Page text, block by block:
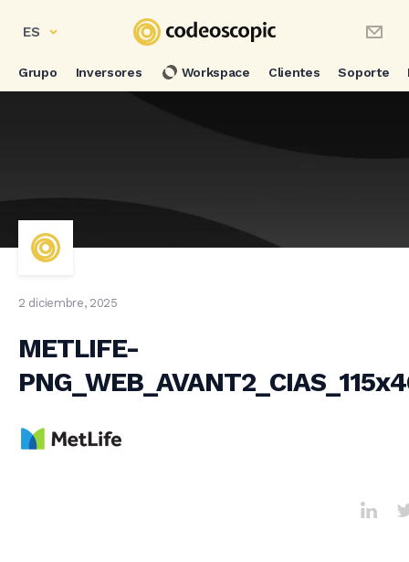
ES
Grupo Inversores Workspace Clientes Soporte
2 diciembre, 2025
METLIFE-